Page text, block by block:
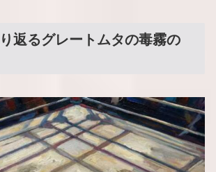
返るグレートムタの毒霧の